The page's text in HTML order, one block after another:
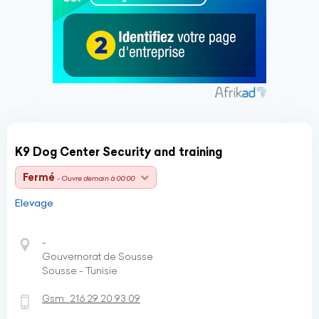
K9 Dog Center Security and training
Fermé - Ouvre demain à 00:00
Elevage
-
Gouvernorat de Sousse
Sousse - Tunisie
Gsm: 216 29 20 93 09